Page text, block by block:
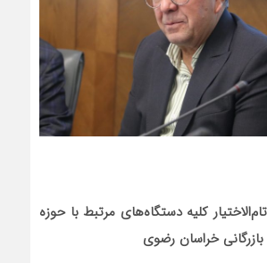
کلیه دستگاه‌های مرتبط با حوزه
خراسان رضوی